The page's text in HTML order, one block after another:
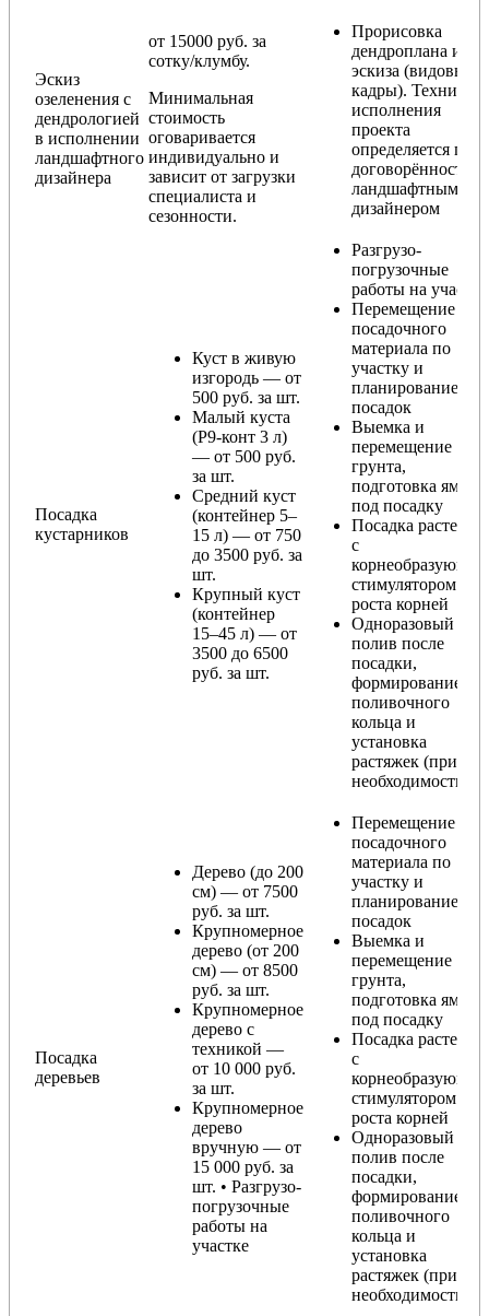
Эскиз
озеленения с
дендрологией
в исполнении
ландшафтного
дизайнера
от 15000 руб. за
сотку/клумбу.
Минимальная
стоимость
оговаривается
индивидуально и
зависит от загрузки
специалиста и
сезонности.
Прорисовка
дендроплана и
эскиза (видовые
кадры). Техника
исполнения
проекта
определяется по
договорённости с
ландшафтным
дизайнером
Посадка
кустарников
Куст в живую
изгородь — от
500 руб. за шт.
Малый куста
(Р9-конт 3 л)
— от 500 руб.
за шт.
Средний куст
(контейнер 5–
15 л) — от 750
до 3500 руб. за
шт.
Крупный куст
(контейнер
15–45 л) — от
3500 до 6500
руб. за шт.
Разгрузо-
погрузочные
работы на участке
Перемещение
посадочного
материала по
участку и
планирование
посадок
Выемка и
перемещение
грунта,
подготовка ямы
под посадку
Посадка растения
с
корнеобразующим
стимулятором
роста корней
Одноразовый
полив после
посадки,
формирование
поливочного
кольца и
установка
растяжек (при
необходимости)
Посадка
деревьев
Дерево (до 200
см) — от 7500
руб. за шт.
Крупномерное
дерево (от 200
см) — от 8500
руб. за шт.
Крупномерное
дерево с
техникой —
от 10 000 руб.
за шт.
Крупномерное
дерево
вручную — от
15 000 руб. за
шт. • Разгрузо-
погрузочные
работы на
участке
Перемещение
посадочного
материала по
участку и
планирование
посадок
Выемка и
перемещение
грунта,
подготовка ямы
под посадку
Посадка растения
с
корнеобразующим
стимулятором
роста корней
Одноразовый
полив после
посадки,
формирование
поливочного
кольца и
установка
растяжек (при
необходимости)